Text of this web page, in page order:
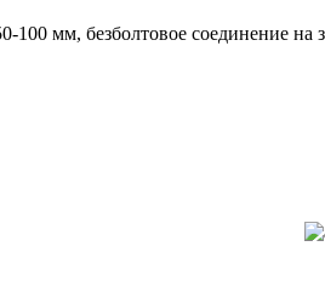
100 мм, безболтовое соединение